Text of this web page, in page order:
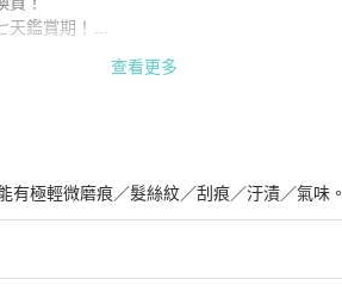
鑑賞期！
另尋賣場或去專櫃
查看更多
有極輕微磨痕／髮絲紋／刮痕／汙漬／氣味。